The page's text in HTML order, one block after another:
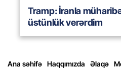
Tramp: İranla
üstünlük verərdim
Ana səhifə Haqqımızda Əlaqə